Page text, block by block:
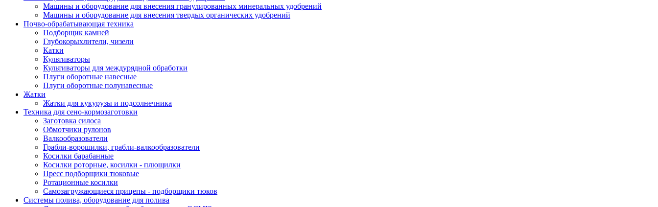
Машины и оборудование для внесения гранулированных минеральных удобрений
Машины и оборудование для внесения твердых органических удобрений
Почво-обрабатывающая техника
Подборщик камней
Глубокорыхлители, чизели
Катки
Культиваторы
Культиваторы для междурядной обработки
Плуги оборотные навесные
Плуги оборотные полунавесные
Жатки
Жатки для кукурузы и подсолнечника
Техника для сено-кормозаготовки
Заготовка силоса
Обмотчики рулонов
Валкообразователи
Грабли-ворошилки, грабли-валкообразователи
Косилки барабанные
Косилки роторные, косилки - плющилки
Пресс подборщики тюковые
Ротационные косилки
Самозагружающиеся прицепы - подборщики тюков
Системы полива, оборудование для полива